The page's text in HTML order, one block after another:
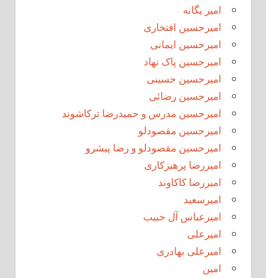
امیر یگانه
امیرحسین افتخاری
امیرحسین ایمانی
امیرحسین پاک نهاد
امیرحسین حسینی
امیرحسین رضائی
امیرحسین مدرس و حمیدرضا ترکاشوند
امیرحسین مقصودلو
امیرحسین مقصودلو و رضا پیشرو
امیررضا پرهیزکاری
امیررضا کاکاوند
امیرسعید
امیرعباس آل حبیب
امیرعلی
امیرعلی بهادری
امین